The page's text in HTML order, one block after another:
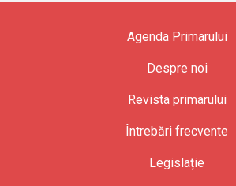
Agenda Primarului
Despre noi
Revista primarului
Întrebări frecvente
Legislație